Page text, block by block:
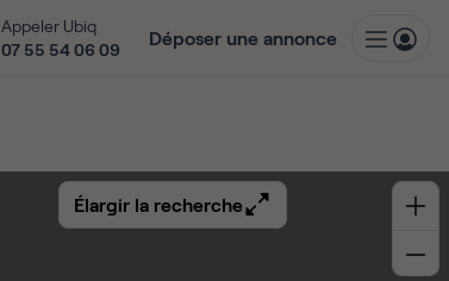
Appeler Ubiq
07 55 54 06 09
Déposer une annonce
Élargir la recherche